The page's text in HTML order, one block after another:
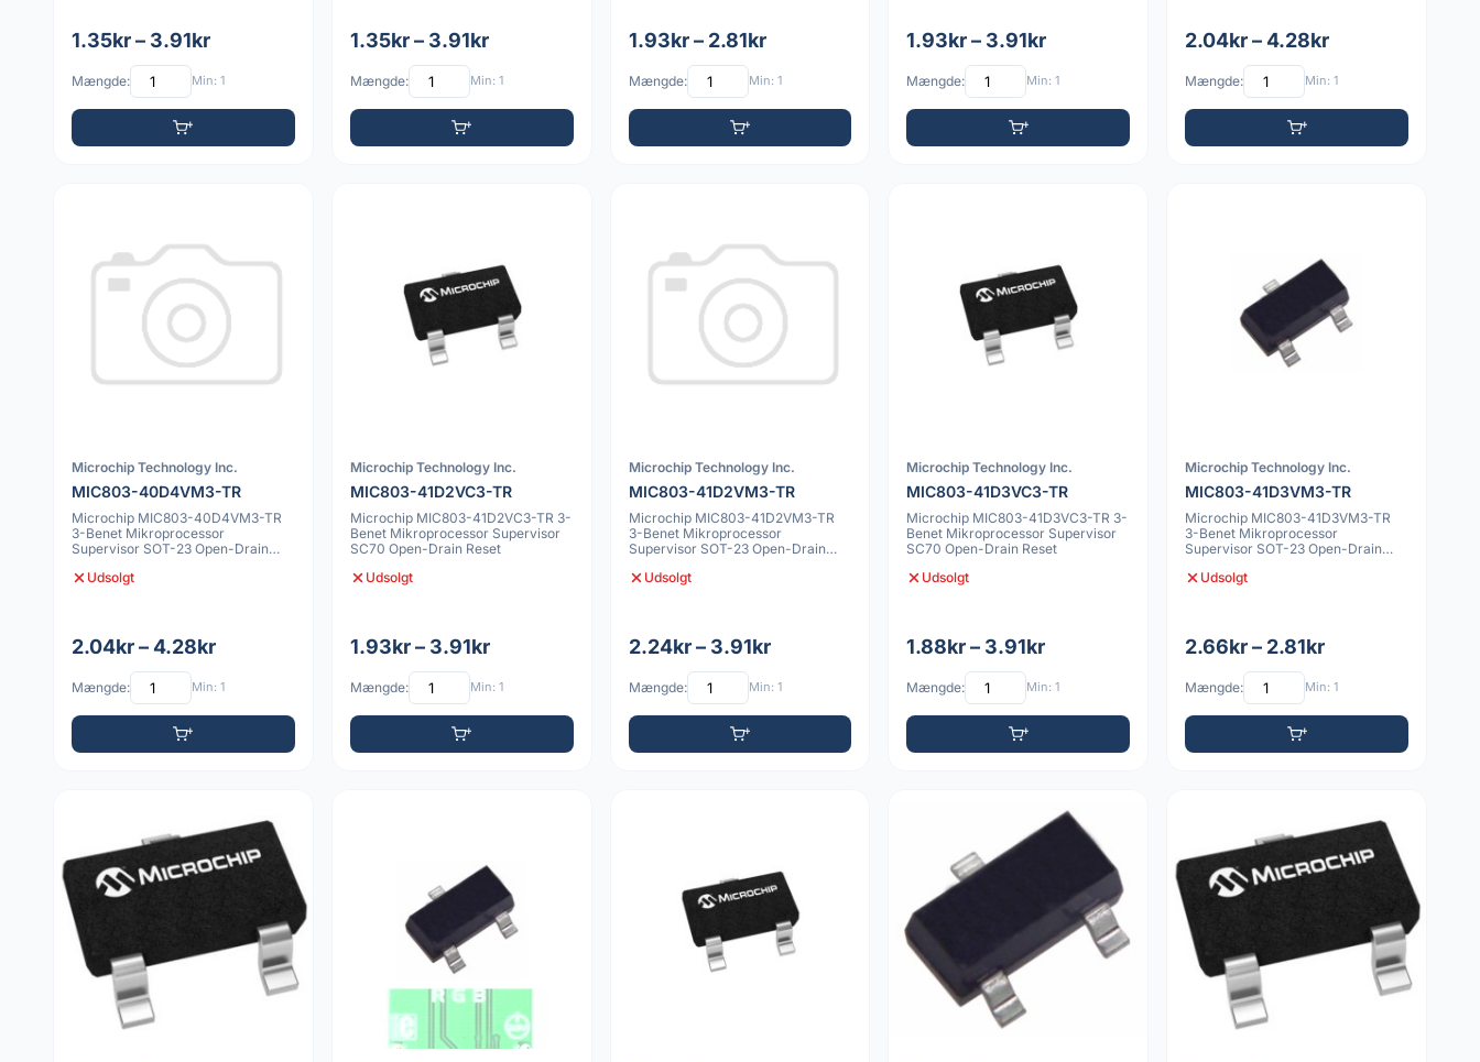
1.35kr – 3.91kr
Mængde: Min: 1
1.35kr – 3.91kr
Mængde: Min: 1
1.93kr – 2.81kr
Mængde: Min: 1
1.93kr – 3.91kr
Mængde: Min: 1
2.04kr – 4.28kr
Mængde: Min: 1
Microchip Technology Inc.
MIC803-40D4VM3-TR
Microchip MIC803-40D4VM3-TR
3-Benet Mikroprocessor
Supervisor SOT-23 Open-Drain
Udsolgt
2.04kr – 4.28kr
Mængde: Min: 1
Microchip Technology Inc.
MIC803-41D2VC3-TR
Microchip MIC803-41D2VC3-TR 3-
Benet Mikroprocessor Supervisor
SC70 Open-Drain Reset
Udsolgt
1.93kr – 3.91kr
Mængde: Min: 1
Microchip Technology Inc.
MIC803-41D2VM3-TR
Microchip MIC803-41D2VM3-TR
3-Benet Mikroprocessor
Supervisor SOT-23 Open-Drain
Udsolgt
2.24kr – 3.91kr
Mængde: Min: 1
Microchip Technology Inc.
MIC803-41D3VC3-TR
Microchip MIC803-41D3VC3-TR 3-
Benet Mikroprocessor Supervisor
SC70 Open-Drain Reset
Udsolgt
1.88kr – 3.91kr
Mængde: Min: 1
Microchip Technology Inc.
MIC803-41D3VM3-TR
Microchip MIC803-41D3VM3-TR
3-Benet Mikroprocessor
Supervisor SOT-23 Open-Drain
Udsolgt
2.66kr – 2.81kr
Mængde: Min: 1